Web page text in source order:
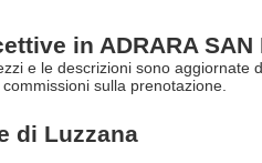
in ADRARA SAN
e le descrizioni sono aggiornate
sulla prenotazione.
di Luzzana